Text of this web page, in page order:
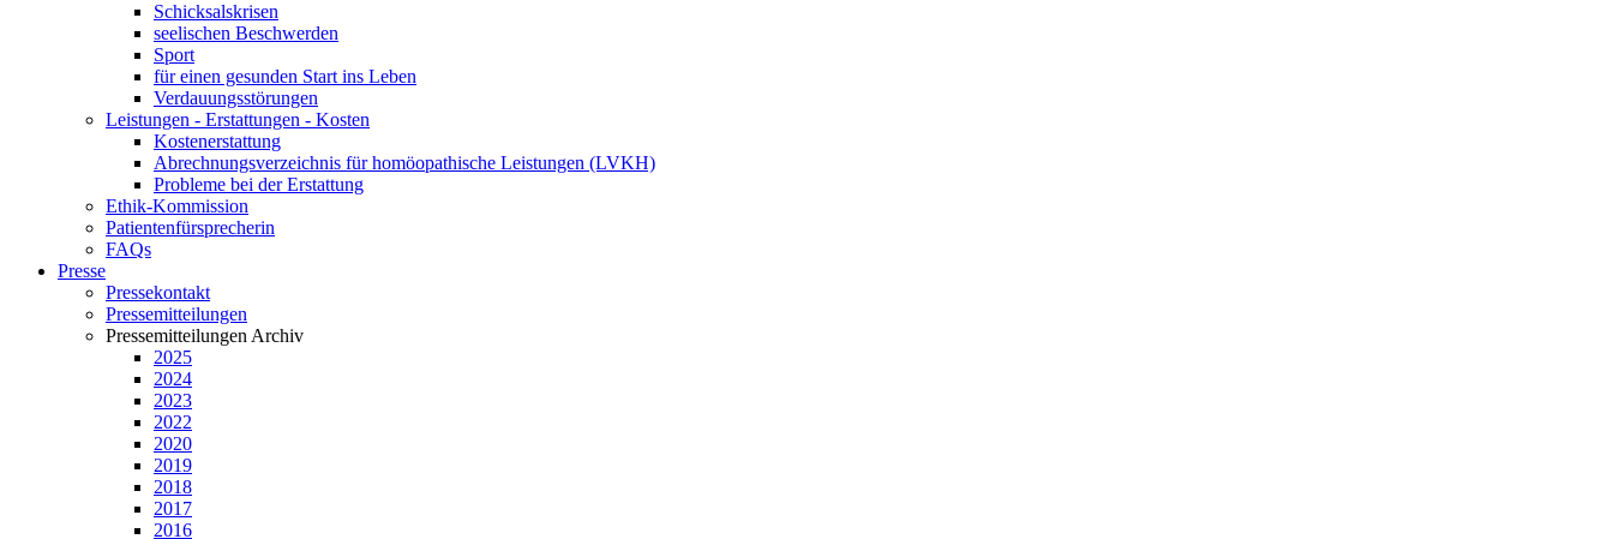
Schicksalskrisen
seelischen Beschwerden
Sport
für einen gesunden Start ins Leben
Verdauungsstörungen
Leistungen - Erstattungen - Kosten
Kostenerstattung
Abrechnungsverzeichnis für homöopathische Leistungen (LVKH)
Probleme bei der Erstattung
Ethik-Kommission
Patientenfürsprecherin
FAQs
Presse
Pressekontakt
Pressemitteilungen
Pressemitteilungen Archiv
2025
2024
2023
2022
2020
2019
2018
2017
2016